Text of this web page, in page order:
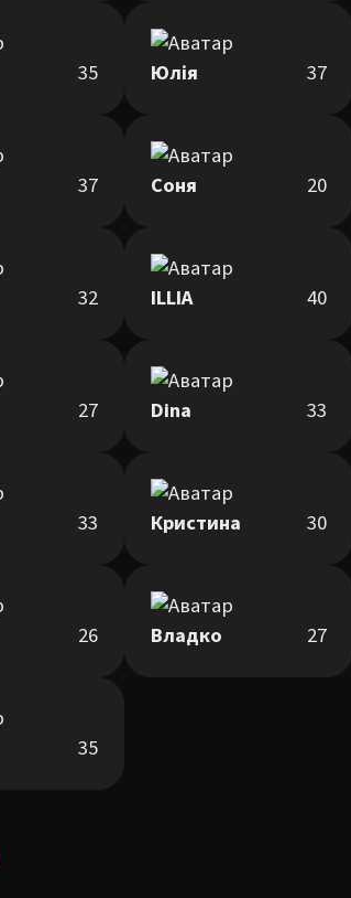
35 Юлія 37
37 Соня 20
32 ILLIA 40
27 Dina 33
33 Кристина 30
26 Владко 27
35